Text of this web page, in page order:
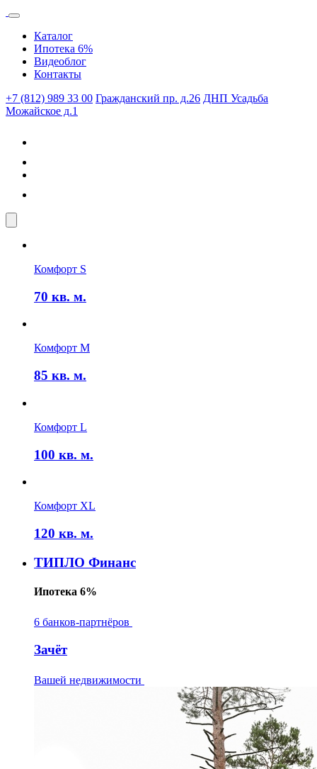
Каталог
Ипотека 6%
Видеоблог
Контакты
+7 (812) 989 33 00 Гражданский пр. д.26 ДНП Усадьба
Можайское д.1
Комфорт S
70 кв. м.
Комфорт M
85 кв. м.
Комфорт L
100 кв. м.
Комфорт XL
120 кв. м.
ТИПЛО Финанс
Ипотека 6%
6 банков-партнёров
Зачёт
Вашей недвижимости